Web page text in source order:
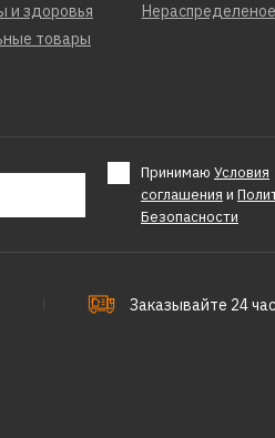
и здоровья
товары
Нераспределеное
Принимаю Условия
соглашения и
Безопасности
Заказывайте 24